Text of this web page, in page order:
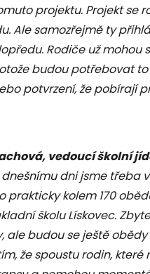
projektu. Projekt se
Ale samozřejmě ty
Rodiče už mohou
budou potřebovat
potvrzení, že pobírají
vedoucí školní
dni jsme třeba
prakticky kolem 170
školu Lískovec.
ale budou se ještě obědy
že spoustu rodin, které